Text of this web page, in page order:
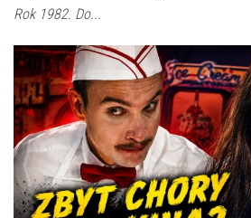
Rok 1982. Do...